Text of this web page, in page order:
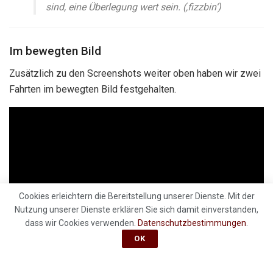
sind, eine Überlegung wert sein. (‚fizzbin‘)
Im bewegten Bild
Zusätzlich zu den Screenshots weiter oben haben wir zwei
Fahrten im bewegten Bild festgehalten.
Cookies erleichtern die Bereitstellung unserer Dienste. Mit der
Nutzung unserer Dienste erklären Sie sich damit einverstanden,
dass wir Cookies verwenden. Datenschutzbestimmungen
OK